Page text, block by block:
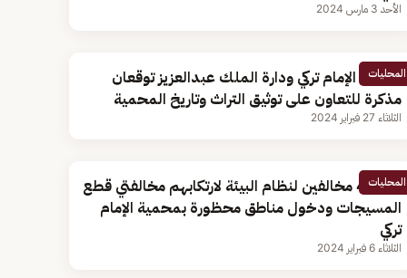
الأحد 3 مارس 2024
المحليات
محمية الإمام تركي ودارة الملك عبدالعزيز توقعان
مذكرة للتعاون على توثيق التراث وتاريخ المحمية
الثلاثاء 27 فبراير 2024
المحليات
ضبط 4 مخالفين لنظام البيئة لارتكابهم مخالفتي قطع
المسيجات ودخول مناطق محظورة بمحمية الإمام
تركي
الثلاثاء 6 فبراير 2024